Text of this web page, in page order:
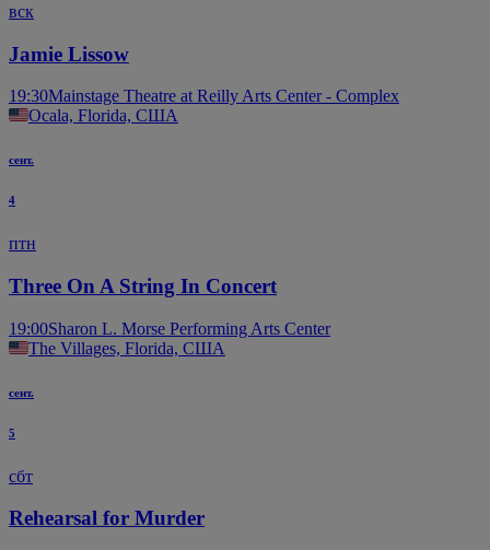
вск
Jamie Lissow
19:30Mainstage Theatre at Reilly Arts Center - Complex
Ocala, Florida, США
сент.
4
птн
Three On A String In Concert
19:00Sharon L. Morse Performing Arts Center
The Villages, Florida, США
сент.
5
сбт
Rehearsal for Murder